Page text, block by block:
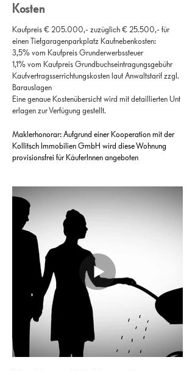
Kosten
Kaufpreis € 205.000,- zuzüglich € 25.500,- für
einen Tiefgaragenparkplatz Kaufnebenkosten:
3,5% vom Kaufpreis Grunderwerbssteuer
1,1% vom Kaufpreis Grundbuchseintragungsgebühr
Kaufvertragsserrichtungskosten laut Anwaltstarif zzgl.
Barauslagen
Eine genaue Kostenübersicht wird mit detaillierten Unt
erlagen zur Verfügung gestellt.
Maklerhonorar: Aufgrund einer Kooperation mit der
Kollitsch Immobilien GmbH wird diese Wohnung
provisionsfrei für KäuferInnen angeboten